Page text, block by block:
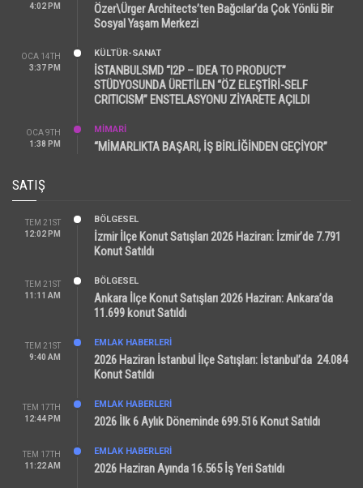
4:02 PM
Özer\Ürger Architects’ten Bağcılar’da Çok Yönlü Bir
Sosyal Yaşam Merkezi
OCA 14TH
3:37 PM
KÜLTÜR-SANAT
İSTANBULSMD “I2P – IDEA TO PRODUCT”
STÜDYOSUNDA ÜRETİLEN “ÖZ ELEŞTİRİ-SELF
CRITICISM” ENSTELASYONU ZİYARETE AÇILDI
OCA 9TH
1:38 PM
MİMARİ
“MİMARLIKTA BAŞARI, İŞ BİRLİĞİNDEN GEÇİYOR”
SATIŞ
TEM 21ST
12:02 PM
BÖLGESEL
İzmir İlçe Konut Satışları 2026 Haziran: İzmir’de 7.791
Konut Satıldı
TEM 21ST
11:11 AM
BÖLGESEL
Ankara İlçe Konut Satışları 2026 Haziran: Ankara’da
11.699 konut Satıldı
TEM 21ST
9:40 AM
EMLAK HABERLERI
2026 Haziran İstanbul İlçe Satışları: İstanbul’da 24.084
Konut Satıldı
TEM 17TH
12:44 PM
EMLAK HABERLERI
2026 İlk 6 Aylık Döneminde 699.516 Konut Satıldı
TEM 17TH
11:22 AM
EMLAK HABERLERI
2026 Haziran Ayında 16.565 İş Yeri Satıldı